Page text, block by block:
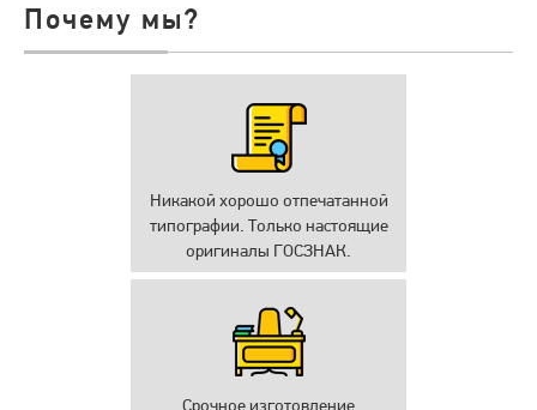
Почему мы?
Никакой хорошо отпечатанной
типографии. Только настоящие
оригиналы ГОСЗНАК.
Срочное изготовление